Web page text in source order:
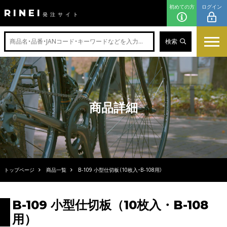
RINEI 発注サイト
初めての方 ログイン
検索
商品詳細
トップページ 商品一覧 B-109 小型仕切板（10枚入・B-108用）
B-109 小型仕切板（10枚入・B-108
用）